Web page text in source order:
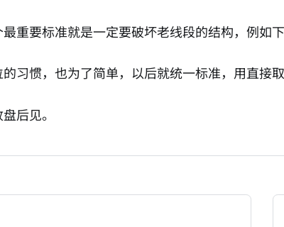
重要标准就是一定要破坏老线段的结构，例如
习惯，也为了简单，以后就统一标准，用直接
后见。
a page from chzhshch.blog, a free, open-